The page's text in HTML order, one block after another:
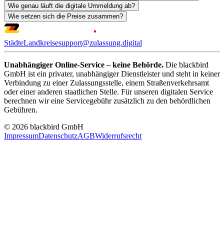
Wie genau läuft die digitale Ummeldung ab?
Wie setzen sich die Preise zusammen?
StädteLandkreisesupport@zulassung.digital
Unabhängiger Online-Service – keine Behörde. Die blackbird
GmbH ist ein privater, unabhängiger Dienstleister und steht in keiner
Verbindung zu einer Zulassungsstelle, einem Straßenverkehrsamt
oder einer anderen staatlichen Stelle. Für unseren digitalen Service
berechnen wir eine Servicegebühr zusätzlich zu den behördlichen
Gebühren.
© 2026 blackbird GmbH
ImpressumDatenschutzAGBWiderrufsrecht